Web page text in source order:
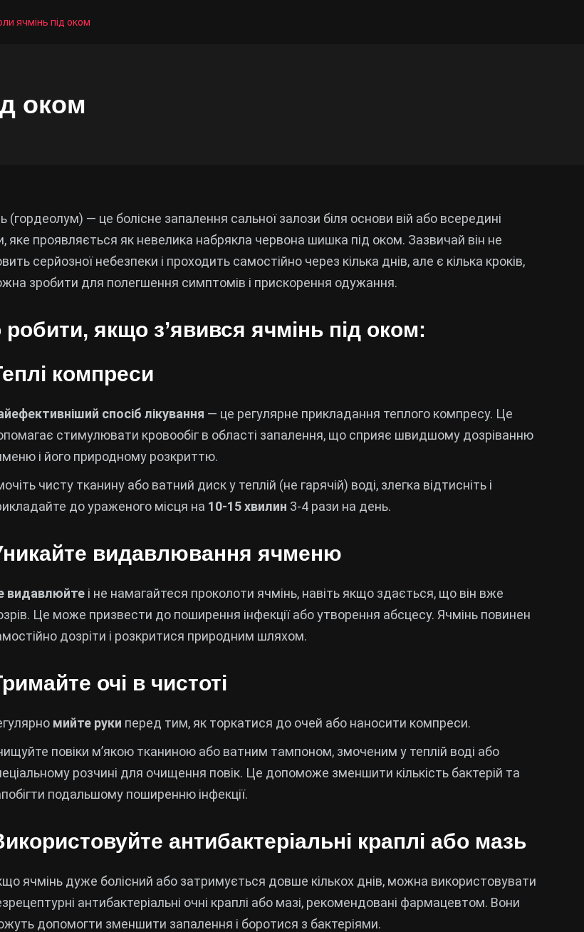
ячмінь під оком
оком
(гордеолум) — це болісне запалення сальної залози біля основи вій або всередині
яке проявляється як невелика набрякла червона шишка під оком. Зазвичай він не
серйозної небезпеки і проходить самостійно через кілька днів, але є кілька кроків,
зробити для полегшення симптомів і прискорення одужання.
якщо з’явився ячмінь під оком:
компреси
спосіб лікування — це регулярне прикладання теплого компресу. Це
стимулювати кровообіг в області запалення, що сприяє швидшому дозріванню
і його природному розкриттю.
чисту тканину або ватний диск у теплій (не гарячій) воді, злегка відтисніть і
до ураженого місця на 10-15 хвилин 3-4 рази на день.
видавлювання ячменю
видавлюйте і не намагайтеся проколоти ячмінь, навіть якщо здається, що він вже
Це може призвести до поширення інфекції або утворення абсцесу. Ячмінь повинен
дозріти і розкритися природним шляхом.
очі в чистоті
мийте руки перед тим, як торкатися до очей або наносити компреси.
повіки м’якою тканиною або ватним тампоном, змоченим у теплій воді або
розчині для очищення повік. Це допоможе зменшити кількість бактерій та
подальшому поширенню інфекції.
антибактеріальні краплі або мазь
ячмінь дуже болісний або затримується довше кількох днів, можна використовувати
антибактеріальні очні краплі або мазі, рекомендовані фармацевтом. Вони
допомогти зменшити запалення і боротися з бактеріями.